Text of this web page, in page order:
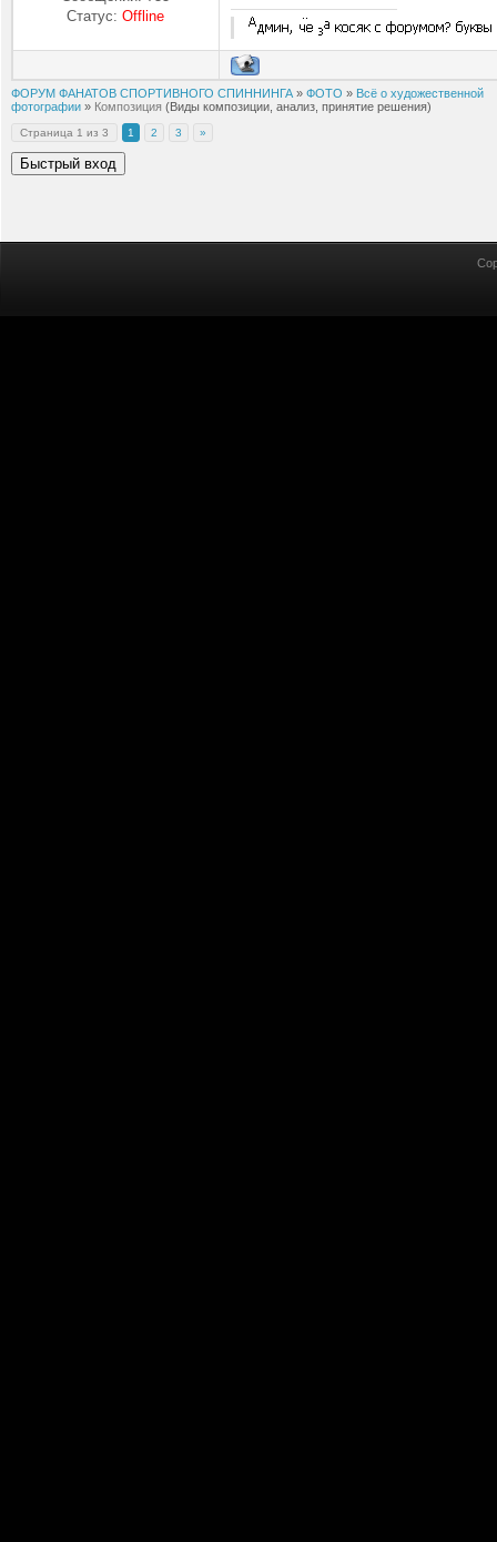
Статус:Offline
ФОРУМ ФАНАТОВ СПОРТИВНОГО СПИННИНГА » ФОТО » Всё о художественной
фотографии » Композиция (Виды композиции, анализ, принятие решения)
Страница 1 из 3 1 2 3 »